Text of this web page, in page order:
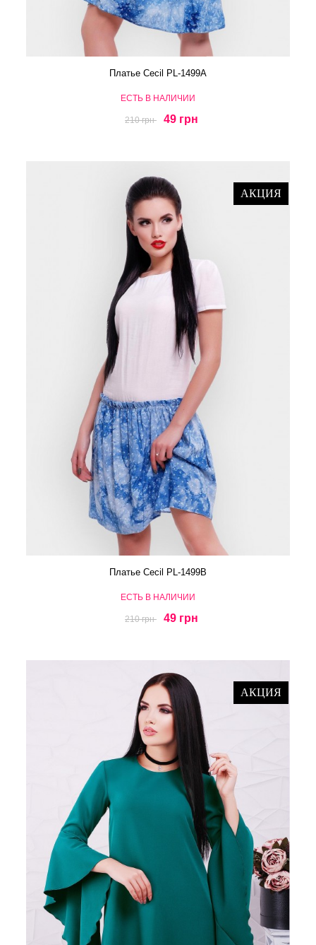
Платье Cecil PL-1499A
ЕСТЬ В НАЛИЧИИ
210 грн 49 грн
АКЦИЯ
Платье Cecil PL-1499B
ЕСТЬ В НАЛИЧИИ
210 грн 49 грн
АКЦИЯ